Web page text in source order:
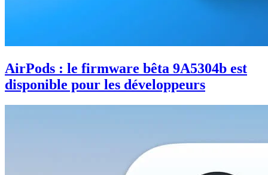
AirPods : le firmware bêta 9A5304b est
disponible pour les développeurs